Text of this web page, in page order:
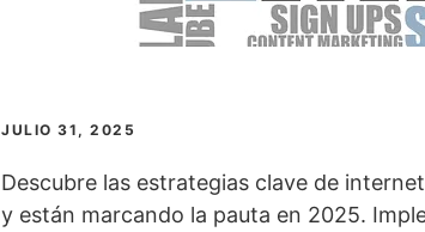
JULIO 31, 2025
Descubre las estrategias clave de
y están marcando la pauta en 2025.